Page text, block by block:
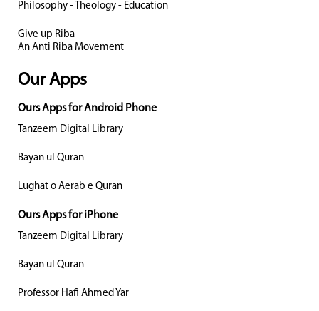
Philosophy - Theology - Education
Give up Riba
An Anti Riba Movement
Our Apps
Ours Apps for Android Phone
Tanzeem Digital Library
Bayan ul Quran
Lughat o Aerab e Quran
Ours Apps for iPhone
Tanzeem Digital Library
Bayan ul Quran
Professor Hafi Ahmed Yar